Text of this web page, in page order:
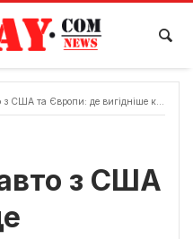
та Європи: де вигідніше купувати?
з США